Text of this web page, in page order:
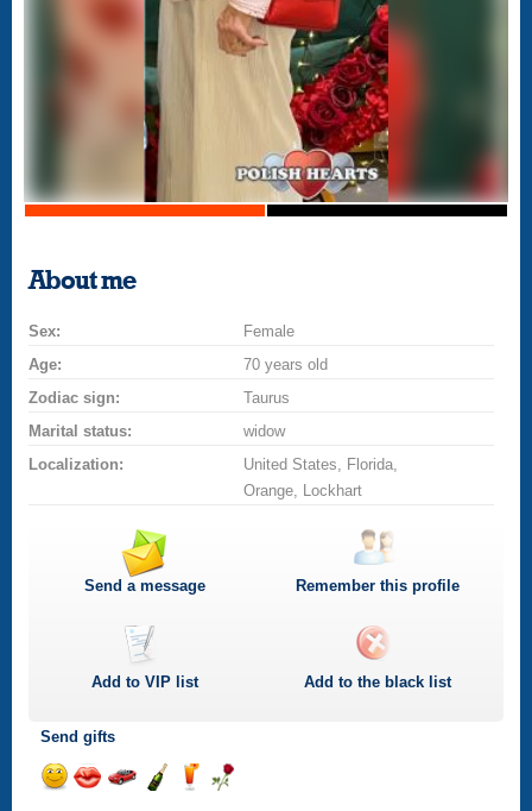
About me
Sex:
Female
Age:
70 years old
Zodiac sign:
Taurus
Marital status:
widow
Localization:
United States, Florida,
Orange, Lockhart
Send a message Remember this profile
Add toVIP list Add to the black list
Send gifts